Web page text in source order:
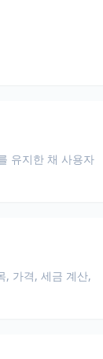
유지한 채 사용자
, 가격, 세금 계산,